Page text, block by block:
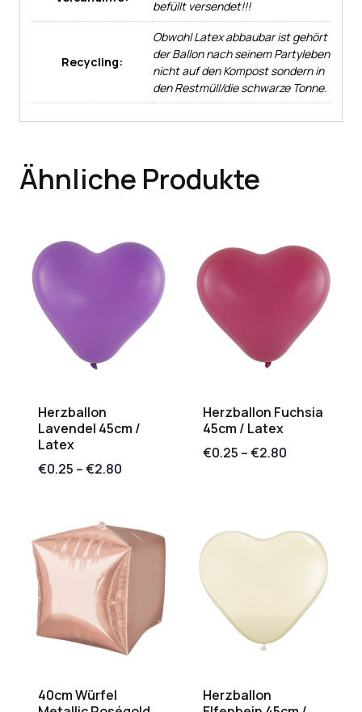
befüllt versendet!!!
Recycling:
Obwohl Latex abbaubar ist gehört
der Ballon nach seinem Partyleben
nicht auf den Kompost sondern in
den Restmüll/die schwarze Tonne.
Ähnliche Produkte
Herzballon
Lavendel 45cm /
Latex
€0.25 –€2.80
Herzballon Fuchsia
45cm / Latex
€0.25 –€2.80
40cm Würfel
Herzballon